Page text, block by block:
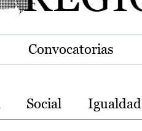
Convocatorias
Social Igualdad